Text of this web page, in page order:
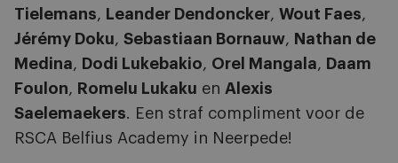
Tielemans, Leander Dendoncker, Wout Faes,
Jérémy Doku, Sebastiaan Bornauw, Nathan de
Medina, Dodi Lukebakio, Orel Mangala, Daam
Foulon, Romelu Lukaku en Alexis
Saelemaekers. Een straf compliment voor de
RSCA Belfius Academy in Neerpede!